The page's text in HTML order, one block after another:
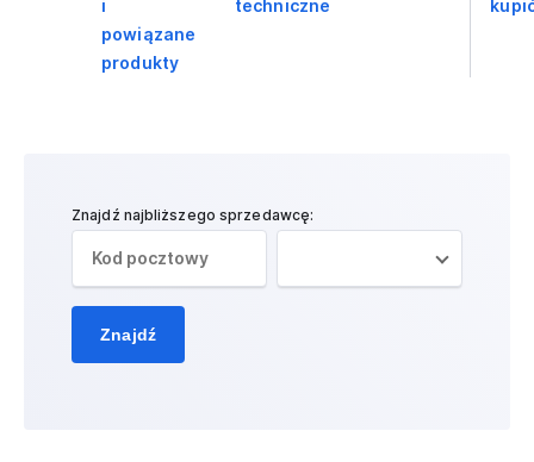
i
powiązane
produkty
techniczne
Znajdź najbliższego sprzedawcę:
Znajdź